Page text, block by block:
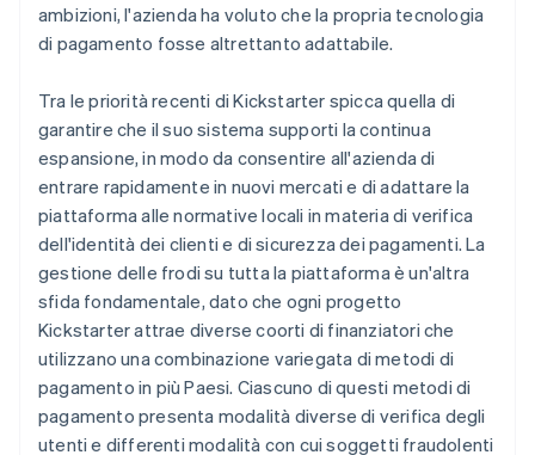
ambizioni, l'azienda ha voluto che la propria tecnologia
di pagamento fosse altrettanto adattabile.
Tra le priorità recenti di Kickstarter spicca quella di
garantire che il suo sistema supporti la continua
espansione, in modo da consentire all'azienda di
entrare rapidamente in nuovi mercati e di adattare la
piattaforma alle normative locali in materia di verifica
dell'identità dei clienti e di sicurezza dei pagamenti. La
gestione delle frodi su tutta la piattaforma è un'altra
sfida fondamentale, dato che ogni progetto
Kickstarter attrae diverse coorti di finanziatori che
utilizzano una combinazione variegata di metodi di
pagamento in più Paesi. Ciascuno di questi metodi di
pagamento presenta modalità diverse di verifica degli
utenti e differenti modalità con cui soggetti fraudolenti